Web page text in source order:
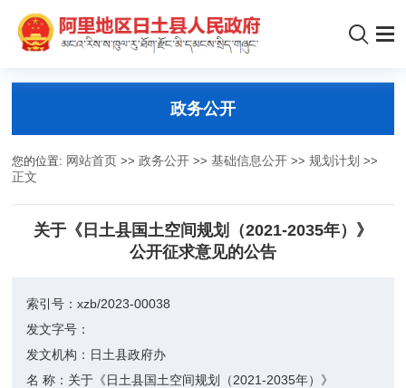
政务公开
您的位置: 网站首页 >>政务公开 >>基础信息公开 >>规划计划 >>
正文
关于《日土县国土空间规划（2021-2035年）》
公开征求意见的公告
索引号：xzb/2023-00038
发文字号：
发文机构： 日土县政府办
名 称： 关于《日土县国土空间规划（2021-2035年）》